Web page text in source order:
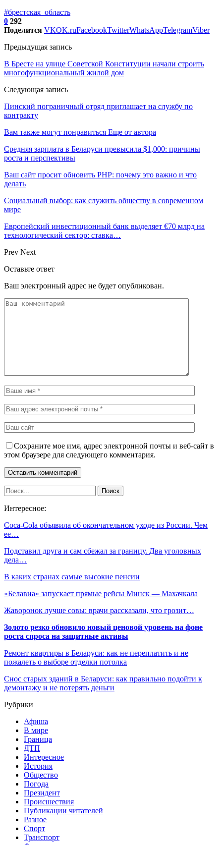
#брестская_область
0 292
Поделится VKOK.ruFacebookTwitterWhatsAppTelegramViber
Предыдущая запись
В Бресте на улице Советской Конституции начали строить
многофункциональный жилой дом
Следующая запись
Пинский пограничный отряд приглашает на службу по
контракту
Вам также могут понравиться Еще от автора
Средняя зарплата в Беларуси превысила $1,000: причины
роста и перспективы
Ваш сайт просит обновить PHP: почему это важно и что
делать
Социальный выбор: как служить обществу в современном
мире
Европейский инвестиционный банк выделяет €70 млрд на
технологический сектор: ставка…
Prev Next
Оставьте ответ
Ваш электронный адрес не будет опубликован.
Сохраните мое имя, адрес электронной почты и веб-сайт в
этом браузере для следующего комментария.
Интересное:
Coca-Cola объявила об окончательном уходе из России. Чем
ее…
Подставил друга и сам сбежал за границу. Два уголовных
дела…
В каких странах самые высокие пенсии
«Белавиа» запускает прямые рейсы Минск — Махачкала
Жаворонок лучше совы: врачи рассказали, что грозит…
Золото резко обновило новый ценовой уровень на фоне
роста спроса на защитные активы
Ремонт квартиры в Беларуси: как не переплатить и не
пожалеть о выборе отделки потолка
Снос старых зданий в Беларуси: как правильно подойти к
демонтажу и не потерять деньги
Рубрики
Афиша
В мире
Граница
ДТП
Интересное
История
Общество
Погода
Президент
Происшествия
Публикации читателей
Разное
Спорт
Транспорт